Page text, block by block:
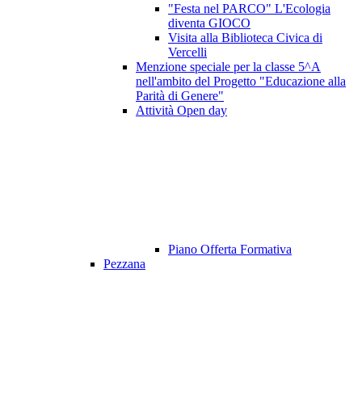
"Festa nel PARCO" L'Ecologia
diventa GIOCO
Visita alla Biblioteca Civica di
Vercelli
Menzione speciale per la classe 5^A
nell'ambito del Progetto "Educazione alla
Parità di Genere"
Attività Open day
Piano Offerta Formativa
Pezzana